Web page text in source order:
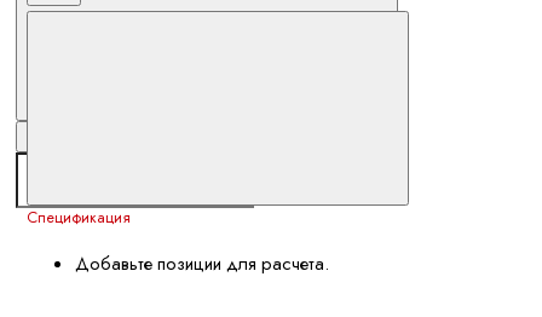
Спецификация
Добавьте позиции для расчета.